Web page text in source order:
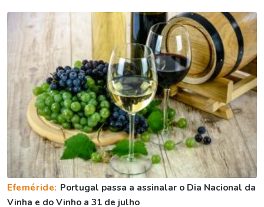
Efeméride: Portugal passa a assinalar o Dia Nacional da
Vinha e do Vinho a 31 de julho